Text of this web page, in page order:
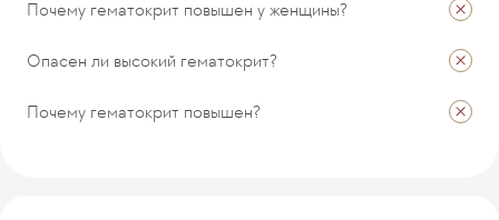
Почему гематокрит повышен у женщины?
Опасен ли высокий гематокрит?
Почему гематокрит повышен?